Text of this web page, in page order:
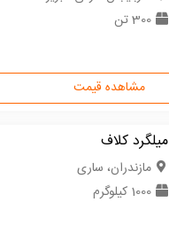
300 تن
مشاهده قیمت
میلگرد کلاف
مازندران، ساری
1000 کیلوگرم